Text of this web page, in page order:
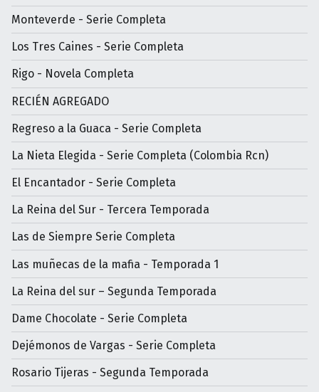
Monteverde - Serie Completa
Los Tres Caines - Serie Completa
Rigo - Novela Completa
RECIÉN AGREGADO
Regreso a la Guaca - Serie Completa
La Nieta Elegida - Serie Completa (Colombia Rcn)
El Encantador - Serie Completa
La Reina del Sur - Tercera Temporada
Las de Siempre Serie Completa
Las muñecas de la mafia - Temporada 1
La Reina del sur – Segunda Temporada
Dame Chocolate - Serie Completa
Dejémonos de Vargas - Serie Completa
Rosario Tijeras - Segunda Temporada